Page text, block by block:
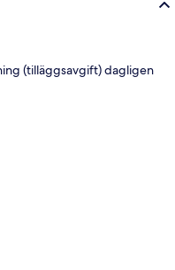
(tilläggsavgift) dagligen